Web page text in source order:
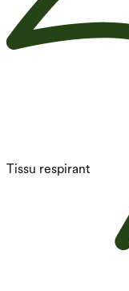
Tissu respirant